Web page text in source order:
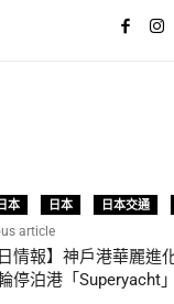
本 日本 日本交通
article
日情報】神戶港華麗進
停泊港「Superyacht